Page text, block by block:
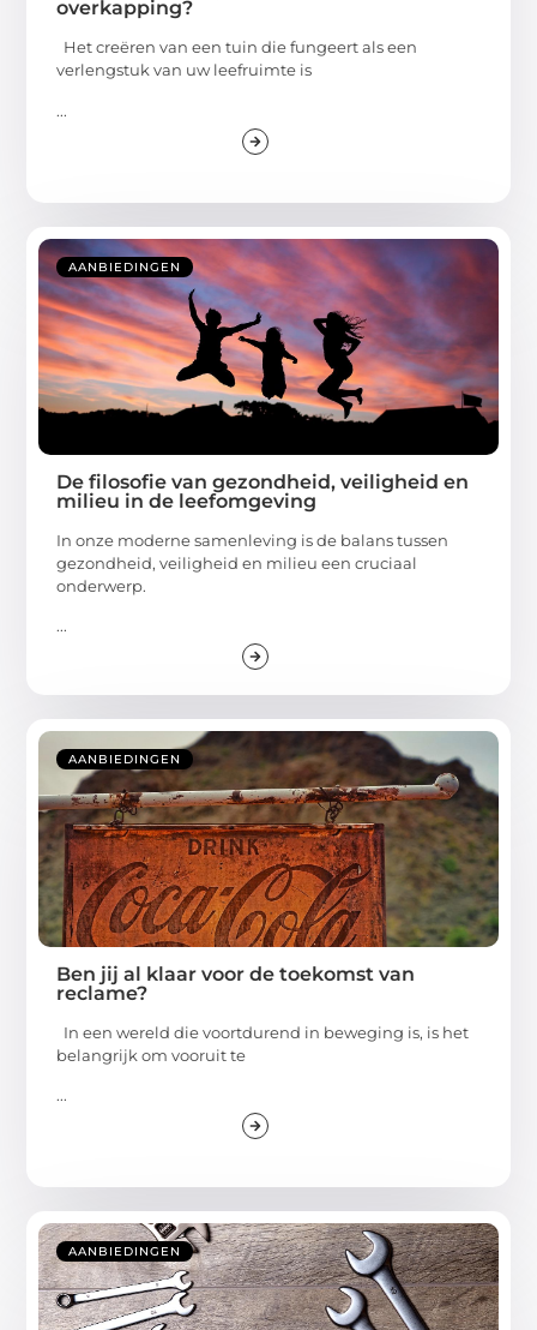
overkapping?
Het creëren van een tuin die fungeert als een
verlengstuk van uw leefruimte is
...
AANBIEDINGEN
De filosofie van gezondheid, veiligheid en
milieu in de leefomgeving
In onze moderne samenleving is de balans tussen
gezondheid, veiligheid en milieu een cruciaal
onderwerp.
...
AANBIEDINGEN
Ben jij al klaar voor de toekomst van
reclame?
In een wereld die voortdurend in beweging is, is het
belangrijk om vooruit te
...
AANBIEDINGEN